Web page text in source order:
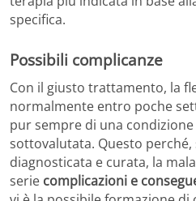
specifica.
Possibili complicanze
Con il giusto trattamento, la
normalmente entro poche
pur sempre di una
sottovalutata. Questo
diagnosticata e curata, la
serie complicazioni e